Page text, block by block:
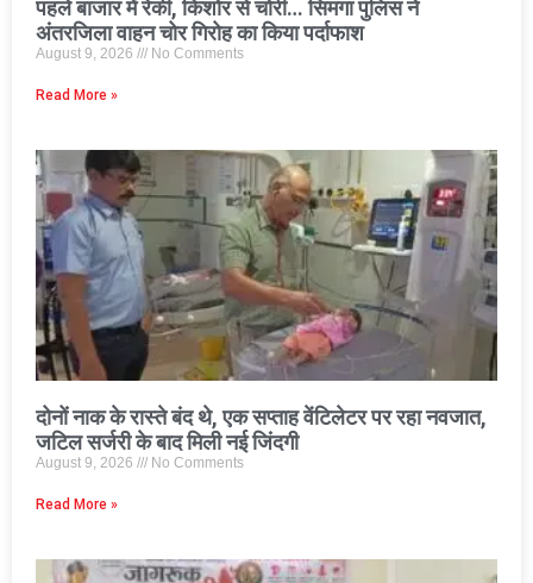
पहले बाजार में रेकी, किशोर से चोरी… सिमगा पुलिस ने
अंतरजिला वाहन चोर गिरोह का किया पर्दाफाश
August 9, 2026 No Comments
Read More »
दोनों नाक के रास्ते बंद थे, एक सप्ताह वेंटिलेटर पर रहा नवजात,
जटिल सर्जरी के बाद मिली नई जिंदगी
August 9, 2026 No Comments
Read More »